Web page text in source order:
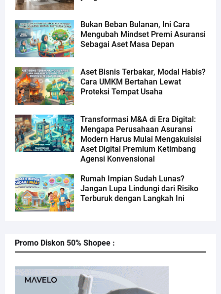
Bukan Beban Bulanan, Ini Cara
Mengubah Mindset Premi Asuransi
Sebagai Aset Masa Depan
Aset Bisnis Terbakar, Modal Habis?
Cara UMKM Bertahan Lewat
Proteksi Tempat Usaha
Transformasi M&A di Era Digital:
Mengapa Perusahaan Asuransi
Modern Harus Mulai Mengakuisisi
Aset Digital Premium Ketimbang
Agensi Konvensional
Rumah Impian Sudah Lunas?
Jangan Lupa Lindungi dari Risiko
Terburuk dengan Langkah Ini
Promo Diskon 50% Shopee :